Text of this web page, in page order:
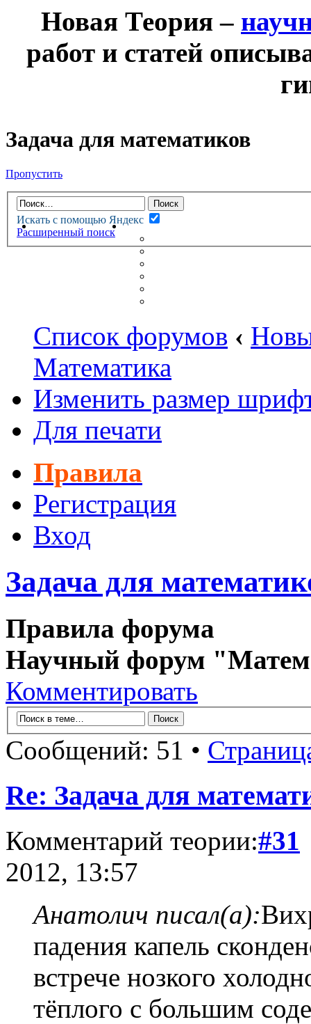
Новая Теория –
работ и статей
Задача для математиков
Пропустить
Искать с помощью Яндекс
Расширенный поиск
НОВАЯ ТЕОРИЯФОРУМ
НЕПРОЧИТАННЫЕ
Список форумов ‹
Математика
Изменить размер
Для печати
Правила
Регистрация
Вход
Задача для
Правила форума
Научный форум
Комментировать
Сообщений: 51 •
Re: Задача для
Комментарий теории:#31
2012, 13:57
Анатолич писал(а):
падения капель
встрече нозкого
тёплого с большим